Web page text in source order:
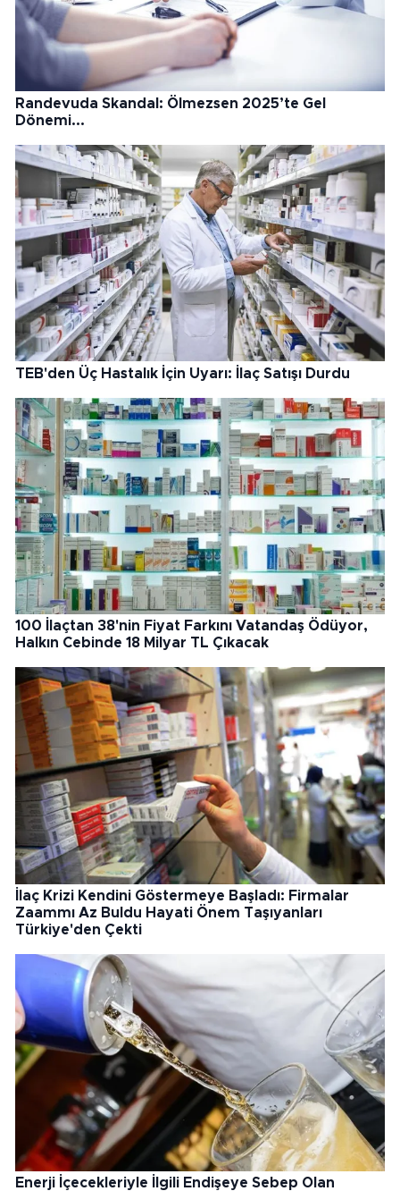
Randevuda Skandal: Ölmezsen 2025’te Gel
Dönemi...
TEB'den Üç Hastalık İçin Uyarı: İlaç Satışı Durdu
100 İlaçtan 38'nin Fiyat Farkını Vatandaş Ödüyor,
Halkın Cebinde 18 Milyar TL Çıkacak
İlaç Krizi Kendini Göstermeye Başladı: Firmalar
Zaammı Az Buldu Hayati Önem Taşıyanları
Türkiye'den Çekti
Enerji İçecekleriyle İlgili Endişeye Sebep Olan